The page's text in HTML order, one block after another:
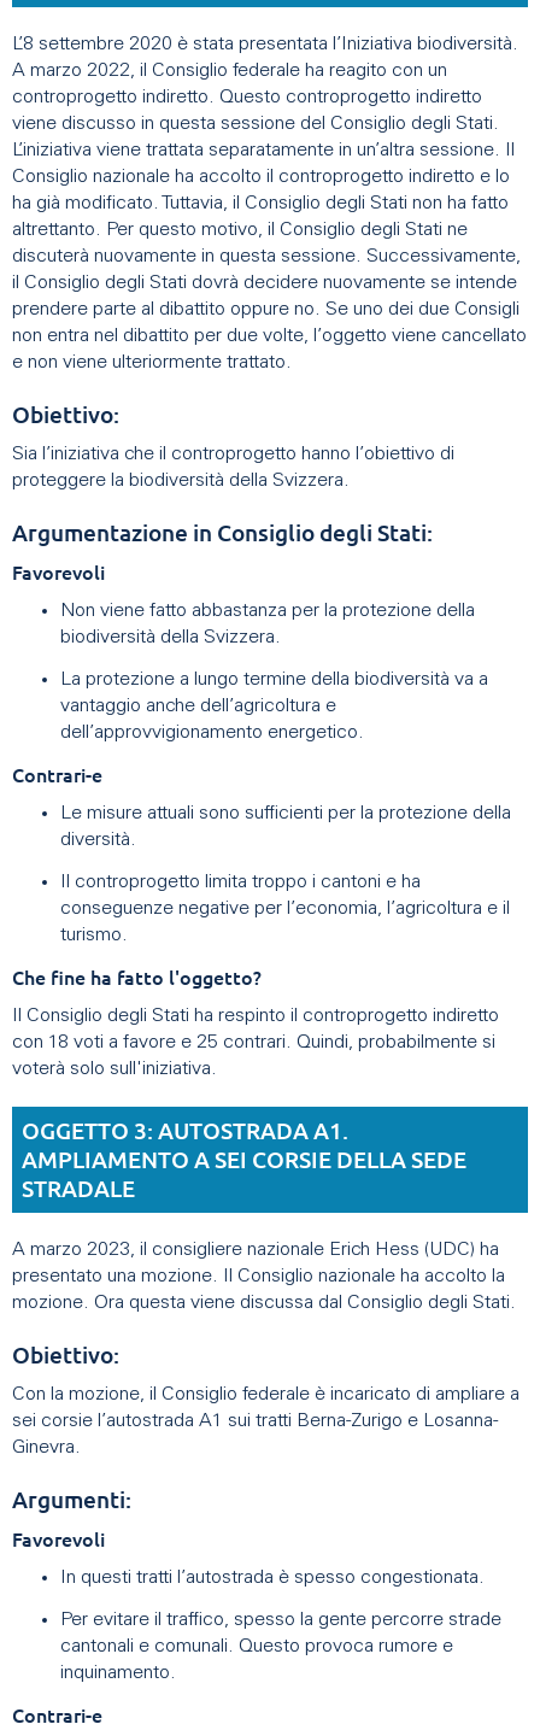
L’8 settembre 2020 è stata presentata l’Iniziativa biodiversità.
A marzo 2022, il Consiglio federale ha reagito con un
controprogetto indiretto. Questo controprogetto indiretto
viene discusso in questa sessione del Consiglio degli Stati.
L’iniziativa viene trattata separatamente in un’altra sessione. Il
Consiglio nazionale ha accolto il controprogetto indiretto e lo
ha già modificato. Tuttavia, il Consiglio degli Stati non ha fatto
altrettanto. Per questo motivo, il Consiglio degli Stati ne
discuterà nuovamente in questa sessione. Successivamente,
il Consiglio degli Stati dovrà decidere nuovamente se intende
prendere parte al dibattito oppure no. Se uno dei due Consigli
non entra nel dibattito per due volte, l’oggetto viene cancellato
e non viene ulteriormente trattato.
Obiettivo:
Sia l’iniziativa che il controprogetto hanno l’obiettivo di
proteggere la biodiversità della Svizzera.
Argumentazione in Consiglio degli Stati:
Favorevoli
Non viene fatto abbastanza per la protezione della
biodiversità della Svizzera.
La protezione a lungo termine della biodiversità va a
vantaggio anche dell’agricoltura e
dell’approvvigionamento energetico.
Contrari-e
Le misure attuali sono sufficienti per la protezione della
diversità.
Il controprogetto limita troppo i cantoni e ha
conseguenze negative per l’economia, l’agricoltura e il
turismo.
Che fine ha fatto l'oggetto?
Il Consiglio degli Stati ha respinto il controprogetto indiretto
con 18 voti a favore e 25 contrari. Quindi, probabilmente si
voterà solo sull'iniziativa.
OGGETTO 3: AUTOSTRADA A1.
AMPLIAMENTO A SEI CORSIE DELLA SEDE
STRADALE
A marzo 2023, il consigliere nazionale Erich Hess (UDC) ha
presentato una mozione. Il Consiglio nazionale ha accolto la
mozione. Ora questa viene discussa dal Consiglio degli Stati.
Obiettivo:
Con la mozione, il Consiglio federale è incaricato di ampliare a
sei corsie l’autostrada A1 sui tratti Berna-Zurigo e Losanna-
Ginevra.
Argumenti:
Favorevoli
In questi tratti l’autostrada è spesso congestionata.
Per evitare il traffico, spesso la gente percorre strade
cantonali e comunali. Questo provoca rumore e
inquinamento.
Contrari-e